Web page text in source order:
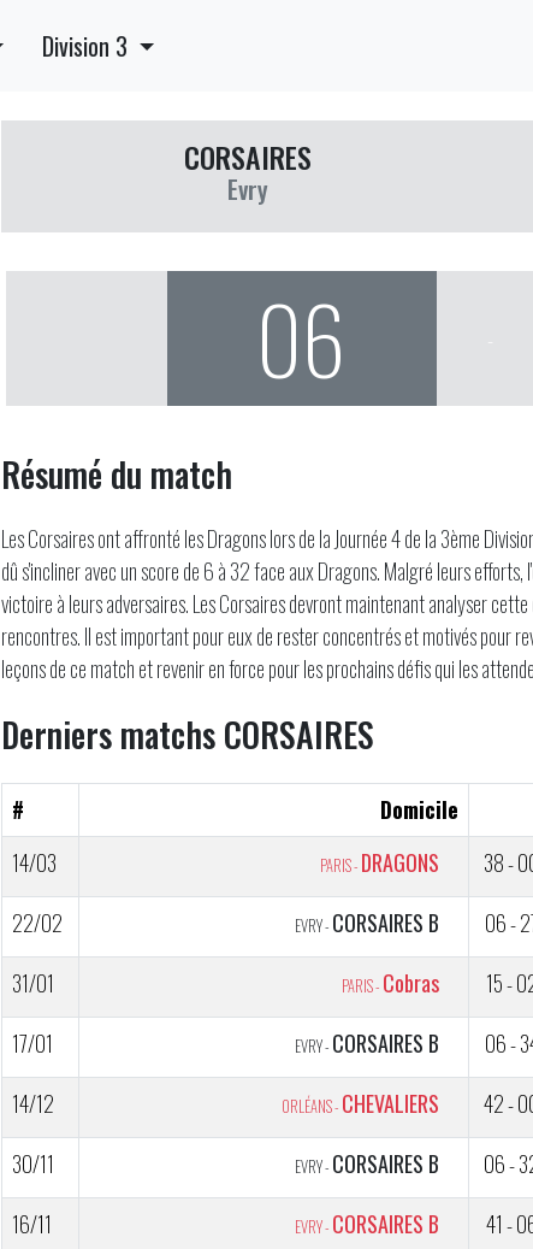
Division 3
CORSAIRES
Evry
06
Résumé du match
Les Corsaires ont affronté les Dragons lors de la Journée 4 de la 3ème
dû s'incliner avec un score de 6 à 32 face aux Dragons. Malgré leurs
victoire à leurs adversaires. Les Corsaires devront maintenant analyser
rencontres. Il est important pour eux de rester concentrés et motivés pour
leçons de ce match et revenir en force pour les prochains défis qui les
Derniers matchs CORSAIRES
# Domicile
14/03
PARIS - DRAGONS 38 -
22/02
EVRY - CORSAIRES B 06 -
31/01
PARIS - Cobras 15 -
17/01
EVRY - CORSAIRES B 06 -
14/12
ORLÉANS - CHEVALIERS 42 -
30/11
EVRY - CORSAIRES B 06 -
16/11
EVRY - CORSAIRES B 41 -